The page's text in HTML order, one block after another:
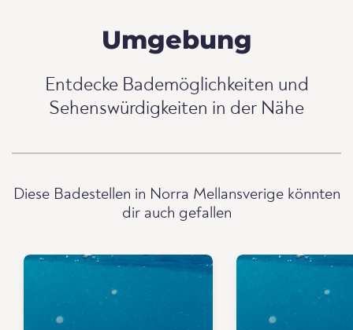
Umgebung
Entdecke Bademöglichkeiten und
Sehenswürdigkeiten in der Nähe
Diese Badestellen in Norra Mellansverige könnten
dir auch gefallen